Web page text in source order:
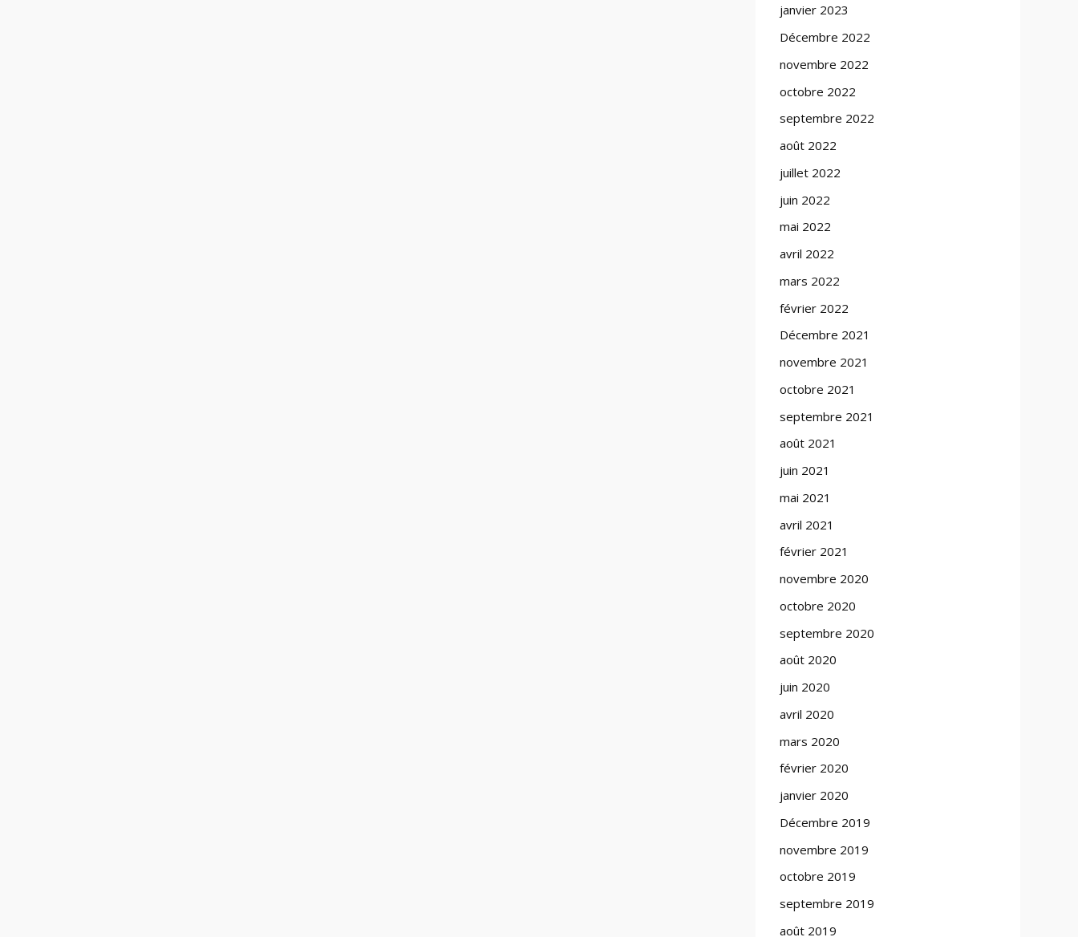
janvier 2023
Décembre 2022
novembre 2022
octobre 2022
septembre 2022
août 2022
juillet 2022
juin 2022
mai 2022
avril 2022
mars 2022
février 2022
Décembre 2021
novembre 2021
octobre 2021
septembre 2021
août 2021
juin 2021
mai 2021
avril 2021
février 2021
novembre 2020
octobre 2020
septembre 2020
août 2020
juin 2020
avril 2020
mars 2020
février 2020
janvier 2020
Décembre 2019
novembre 2019
octobre 2019
septembre 2019
août 2019